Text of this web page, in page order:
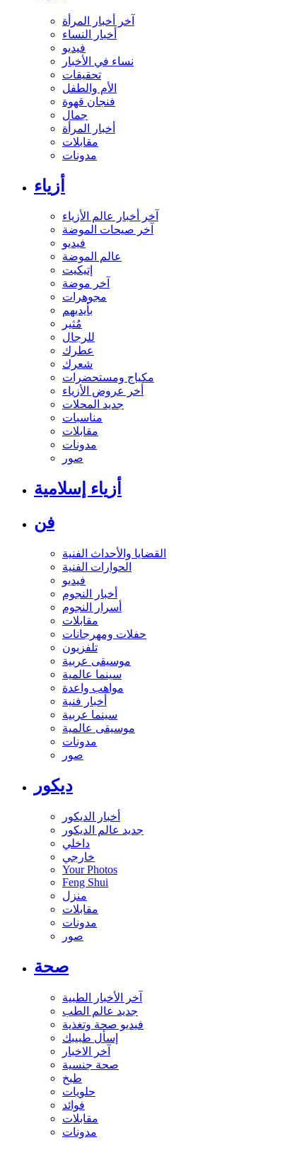
آخر أخبار المرأة
أخبار النساء
فيديو
نساء في الأخبار
تحقيقات
الأم والطفل
فنجان قهوة
جمال
أخبار المرأة
مقابلات
مدونات
أزياء
آخر أخبار عالم الأزياء
آخر صيحات الموضة
فيديو
عالم الموضة
إتيكيت
آخر موضة
مجوهرات
بأيديهم
مُثير
للرجال
عطرك
شعرك
مكياج ومستحضرات
أخر عروض الأزياء
جديد المحلات
مناسبات
مقابلات
مدونات
صور
أزياء إسلامية
فن
القضايا والأحداث الفنية
الحوارات الفنية
فيديو
أخبار النجوم
أسرار النجوم
مقابلات
حفلات ومهرجانات
تلفزيون
موسيقى عربية
سينما عالمية
مواهب واعدة
أخبار فنية
سينما عربية
موسيقى عالمية
مدونات
صور
ديكور
أخبار الديكور
جديد عالم الديكور
داخلي
خارجي
Your Photos
Feng Shui
منزل
مقابلات
مدونات
صور
صحة
آخر الأخبار الطبية
جديد عالم الطب
فيديو صحة وتغذية
إسأل طبيبك
آخر الاخبار
صحة جنسية
طبخ
حلويات
فوائد
مقابلات
مدونات